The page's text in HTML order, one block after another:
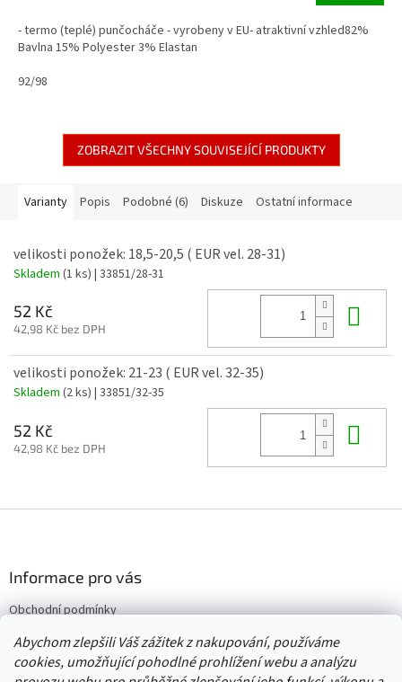
Abychom zlepšili Váš zážitek z nakupování, používáme
cookies, umožňující pohodlné prohlížení webu a analýzu
- termo (teplé) punčocháče - vyrobeny v EU- atraktivní vzhled82%
Bavlna 15% Polyester 3% Elastan
92/98
ZOBRAZIT VŠECHNY SOUVISEJÍCÍ PRODUKTY
Varianty Popis Podobné (6) Diskuze Ostatní informace
velikosti ponožek: 18,5-20,5 ( EUR vel. 28-31)
Skladem (1 ks) | 33851/28-31
52 Kč
42,98 Kč bez DPH
velikosti ponožek: 21-23 ( EUR vel. 32-35)
Skladem (2 ks) | 33851/32-35
52 Kč
42,98 Kč bez DPH
í
Informace pro vás
Obchodní podmínky
Vrácení/výměna/reklamace
Velkoobchod